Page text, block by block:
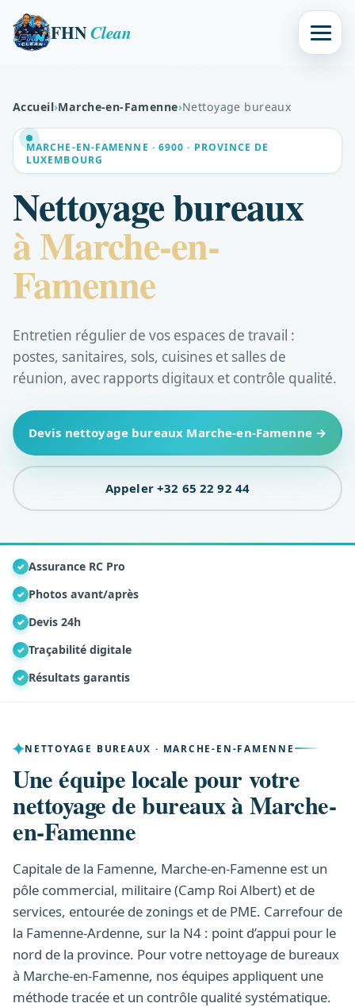
FHNClean
Accueil›Marche-en-Famenne›Nettoyage bureaux
MARCHE-EN-FAMENNE · 6900 · PROVINCE DE
LUXEMBOURG
Nettoyage bureaux
à Marche-en-
Famenne
Entretien régulier de vos espaces de travail :
postes, sanitaires, sols, cuisines et salles de
réunion, avec rapports digitaux et contrôle qualité.
Devis nettoyage bureaux Marche-en-Famenne →
Appeler +32 65 22 92 44
✓ Assurance RC Pro
✓ Photos avant/après
✓ Devis 24h
✓ Traçabilité digitale
✓ Résultats garantis
NETTOYAGE BUREAUX · MARCHE-EN-FAMENNE
Une équipe locale pour votre
nettoyage de bureaux à Marche-
en-Famenne
Capitale de la Famenne, Marche-en-Famenne est un
pôle commercial, militaire (Camp Roi Albert) et de
services, entourée de zonings et de PME. Carrefour de
la Famenne-Ardenne, sur la N4 : point d’appui pour le
nord de la province. Pour votre nettoyage de bureaux
à Marche-en-Famenne, nos équipes appliquent une
méthode tracée et un contrôle qualité systématique.